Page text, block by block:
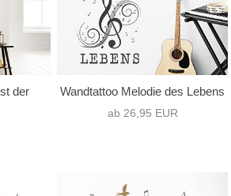
der
Wandtattoo Melodie des Lebens
ab 26,95 EUR